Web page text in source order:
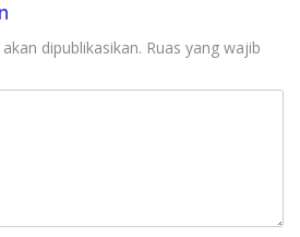
dipublikasikan. Ruas yang wajib